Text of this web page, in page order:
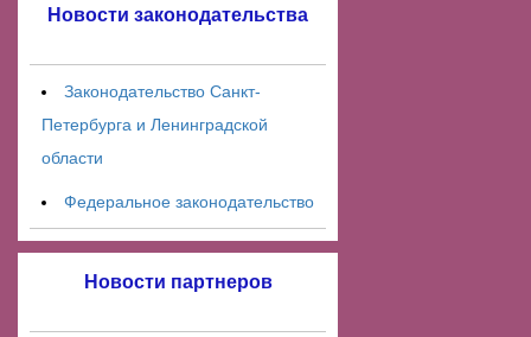
Новости законодательства
Законодательство Санкт-
Петербурга и Ленинградской
области
Федеральное законодательство
Новости партнеров